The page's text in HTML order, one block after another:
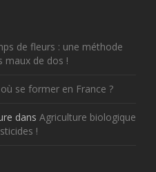
de fleurs : une méthode
maux de dos !
se former en France ?
dans Agriculture biologique
!